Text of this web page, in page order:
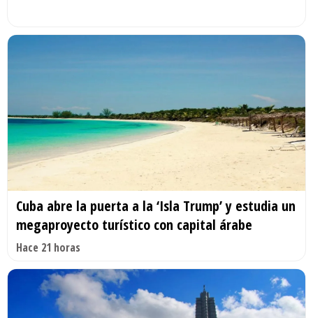
Cuba abre la puerta a la ‘Isla Trump’ y estudia un
megaproyecto turístico con capital árabe
Hace 21 horas